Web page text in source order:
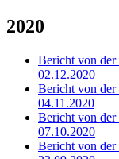
2020
Bericht von der
02.12.2020
Bericht von der
04.11.2020
Bericht von der
07.10.2020
Bericht von der